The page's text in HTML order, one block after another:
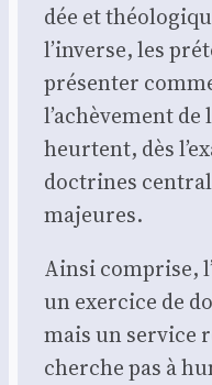
dée et
l’inverse, les
pré­sen­ter
l’achèvement
heurtent, dès
doc­trines
majeures.
Ain­si com­prise,
un exer­cice de
mais un ser­vice
cherche pas à